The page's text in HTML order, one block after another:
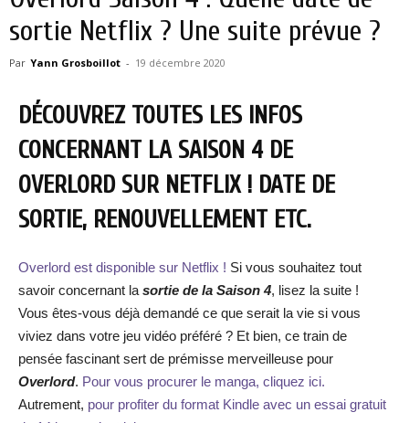
sortie Netflix ? Une suite prévue ?
Par Yann Grosboillot - 19 décembre 2020
DÉCOUVREZ TOUTES LES INFOS
CONCERNANT LA SAISON 4 DE
OVERLORD SUR NETFLIX ! DATE DE
SORTIE, RENOUVELLEMENT ETC.
Overlord est disponible sur Netflix ! Si vous souhaitez tout
savoir concernant la sortie de la Saison 4, lisez la suite !
Vous êtes-vous déjà demandé ce que serait la vie si vous
viviez dans votre jeu vidéo préféré ? Et bien, ce train de
pensée fascinant sert de prémisse merveilleuse pour
Overlord. Pour vous procurer le manga, cliquez ici.
Autrement, pour profiter du format Kindle avec un essai gratuit